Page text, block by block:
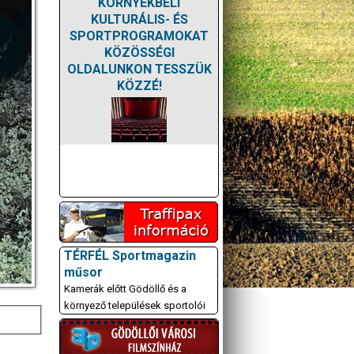
KULTURÁLIS- ÉS
SPORTPROGRAMOKAT
KÖZÖSSÉGI
OLDALUNKON TESSZÜK
KÖZZÉ!
TÉRFÉL Sportmagazin
műsor
Kamerák előtt Gödöllő és a
környező települések sportolói